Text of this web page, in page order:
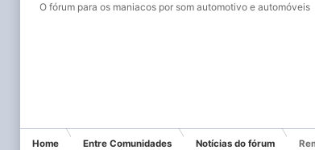
O fórum para os maniacos por som automotivo e automóveis
Home Entre Comunidades Notícias do fórum